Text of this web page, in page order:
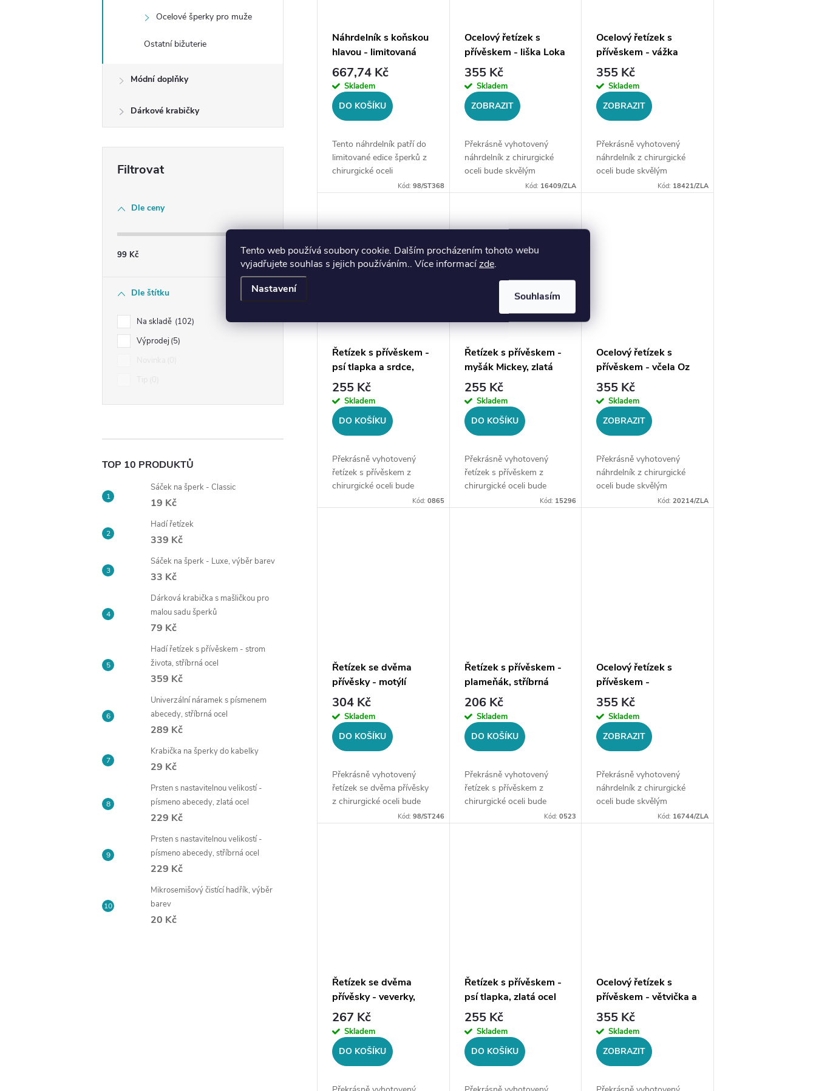
Tento web používá soubory cookie. Dalším procházením tohoto webu
vyjadřujete souhlas s jejich používáním.. Více informacízde.
Nastavení
Souhlasím
Ocelové šperky pro muže
Ostatní bižuterie
Módní doplňky
Dárkové krabičky
Dle ceny
99 Kč 718Kč
Dle štítku
Na skladě 102
Výprodej 5
TOP 10 PRODUKTŮ
Sáček na šperk - Classic
19 Kč
Hadí řetízek
339 Kč
Sáček na šperk - Luxe, výběr barev
33 Kč
Dárková krabička s mašličkou pro
malou sadu šperků
79 Kč
Hadí řetízek s přívěskem - strom
života, stříbrná ocel
359 Kč
Univerzální náramek s písmenem
abecedy, stříbrná ocel
289 Kč
Krabička na šperky do kabelky
29 Kč
Prsten s nastavitelnou velikostí -
písmeno abecedy, zlatá ocel
229 Kč
Prsten s nastavitelnou velikostí -
písmeno abecedy, stříbrná ocel
229 Kč
Mikrosemišový čistící hadřík, výběr
barev
20 Kč
Náhrdelník s koňskou
hlavou - limitovaná
edice, zlatá ocel
667,74 Kč
Skladem
DO KOŠÍKU
Tento náhrdelník patří do
limitované edice šperků z
chirurgické oceli
prodávané na style4.cz. Po
opakovaném
chirurgická...
Kód: 98/ST368
Ocelový řetízek s
přívěskem - liška Loka
355 Kč
Skladem
ZOBRAZIT
Překrásně vyhotovený
náhrdelník z chirurgické
oceli bude skvělým
doplňkem Vaší kolekce
řetízku: délka cca 45 cm +
Kód: 16409/ZLA
Ocelový řetízek s
přívěskem - vážka
Northen
355 Kč
Skladem
ZOBRAZIT
Překrásně vyhotovený
náhrdelník z chirurgické
oceli bude skvělým
doplňkem Vaší kolekce
Kód: 18421/ZLA
Řetízek s přívěskem -
psí tlapka a srdce,
stříbrná ocel
255 Kč
Skladem
DO KOŠÍKU
Překrásně vyhotovený
řetízek s přívěskem z
chirurgické oceli bude
skvělým doplňkem VašíKód: 0865
Řetízek s přívěskem -
myšák Mickey, zlatá
ocel
255 Kč
Skladem
DO KOŠÍKU
Překrásně vyhotovený
řetízek s přívěskem z
chirurgické oceli bude
skvělým doplňkem Vaší
Kód: 15296
Ocelový řetízek s
přívěskem - včela Oz
355 Kč
Skladem
ZOBRAZIT
Překrásně vyhotovený
náhrdelník z chirurgické
oceli bude skvělým
doplňkem Vaší kolekce
Kód: 20214/ZLA
Řetízek se dvěma
přívěsky - motýlí
klenoty, stříbrná ocel
304 Kč
Skladem
DO KOŠÍKU
Překrásně vyhotovený
řetízek se dvěma přívěsky
z chirurgické oceli bude
skvělým doplňkem Vaší
Kód: 98/ST246
Řetízek s přívěskem -
plameňák, stříbrná
ocel
206 Kč
Skladem
DO KOŠÍKU
Překrásně vyhotovený
řetízek s přívěskem z
chirurgické oceli bude
skvělým doplňkem VašíKód:0523
Ocelový řetízek s
přívěskem -
tyrannosaurus Angon
355 Kč
Skladem
ZOBRAZIT
Překrásně vyhotovený
náhrdelník z chirurgické
oceli bude skvělým
doplňkem Vaší kolekce
Kód: 16744/ZLA
Řetízek se dvěma
přívěsky - veverky,
zlatá ocel
267 Kč
Skladem
DO KOŠÍKU
Řetízek s přívěskem -
psí tlapka, zlatá ocel
255 Kč
Skladem
DO KOŠÍKU
Ocelový řetízek s
přívěskem - větvička a
pták
355 Kč
Skladem
ZOBRAZIT